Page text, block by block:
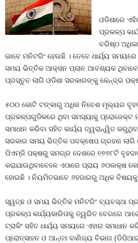
ଓଡିଶାରେ
ପ୍ରକଳ୍ପ
ବରିଷ୍ଠ
ଭାବେ ମନିଟରିଂ ହେଉଛି । ତେବେ ଧାର୍ଯ୍ୟ
ସମୟ ଭିତ୍ତିକ ଆକ୍ସନ ପ୍ଲାନ ଆବଶ୍ୟକ
ପ୍ରସ୍ତୁତ ଲାଗି ଓଡିଶା ସରକାରଙ୍କୁ କେନ୍ଦ୍ର
୫୦୦ କୋଟି ଟଙ୍କାରୁ ଅଧିକ ନିବେଶ ମୂଲ୍ୟର
ପ୍ରକଳ୍ପଗୁଡିକରେ ଥିବା ସମସ୍ୟାକୁ ପ୍ରୋଜେକ୍ଟ
ସମାଧାନ କରିବା ସହିତ କାର୍ଯ୍ୟ ତ୍ୱରାନ୍ୱିତ
ସରକାର ସମୟ ଭିତ୍ତିକ ପଦକ୍ଷେପ ଗ୍ରହଣ ଲାଗି
ପିଏମ୍‍ଜି ପକ୍ଷରୁ ସମଗ୍ର ଦେଶରେ ୧୭୭୮ଟି
କରାଯାଉଥିବାବେଳେ ଏଠାରେ ପ୍ରାୟ ୬୦ଲକ୍ଷ
ହୋଇଛି । ନିୟମିତଭାବେ ୬ହଜାରରୁ ଅଧିକ ବିଷୟକୁ
ସ୍ୱଚ୍ଛ ଓ ସମୟ ଭିତ୍ତିକ ମନିଟରିଂ ବ୍ୟବସ୍ଥା
ପ୍ରକଳ୍ପ କାର୍ଯ୍ୟକାରିତାକୁ ତ୍ୱରିତ ବେଗରେ
ଟ୍ରାକିଂ ସହିତ ଧାର୍ଯ୍ୟ ସମୟରେ ଏହାର
ପ୍ରୋତ୍ସାହନ ଓ ଆନ୍ତଃ ବାଣିଜ୍ୟ ବିଭାଗ